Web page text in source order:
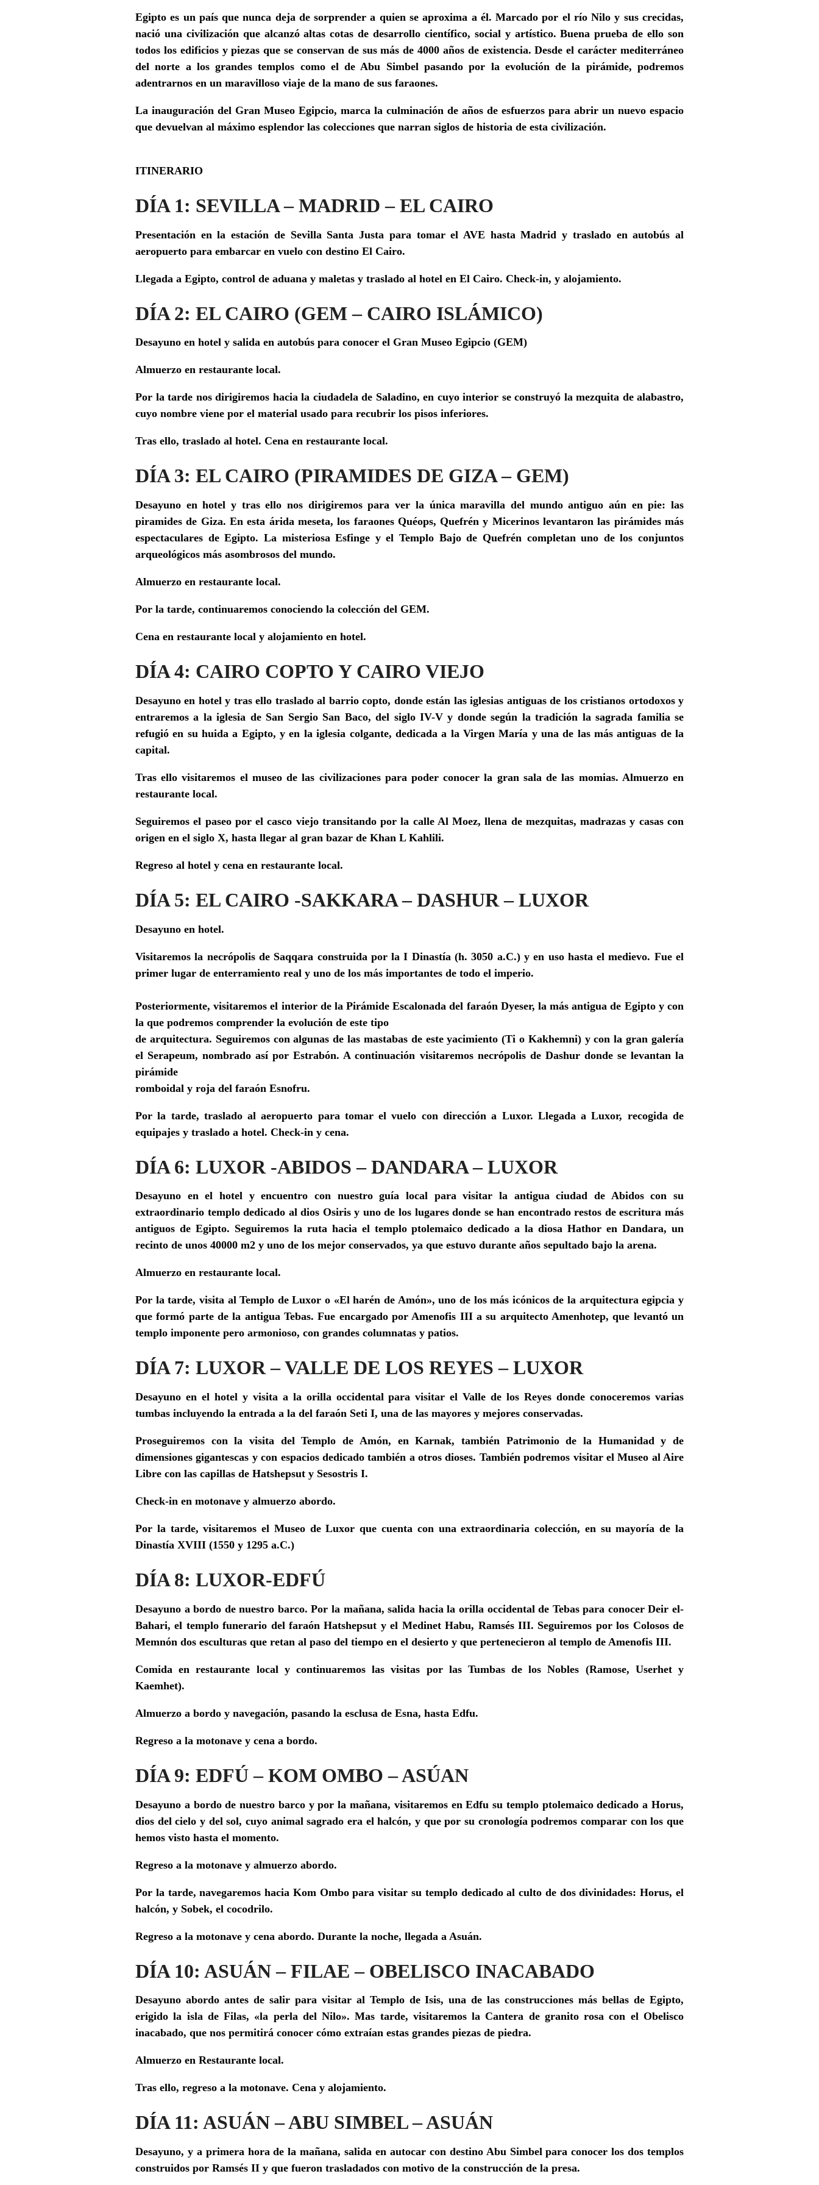
Egipto es un país que nunca deja de sorprender a quien se aproxima a él. Marcado por el río Nilo y sus crecidas,
nació una civilización que alcanzó altas cotas de desarrollo científico, social y artístico. Buena prueba de ello son
todos los edificios y piezas que se conservan de sus más de 4000 años de existencia. Desde el carácter mediterráneo
del norte a los grandes templos como el de Abu Simbel pasando por la evolución de la pirámide, podremos
adentrarnos en un maravilloso viaje de la mano de sus faraones.
La inauguración del Gran Museo Egipcio, marca la culminación de años de esfuerzos para abrir un nuevo espacio
que devuelvan al máximo esplendor las colecciones que narran siglos de historia de esta civilización.
ITINERARIO
DÍA 1: SEVILLA – MADRID – EL CAIRO
Presentación en la estación de Sevilla Santa Justa para tomar el AVE hasta Madrid y traslado en autobús al
aeropuerto para embarcar en vuelo con destino El Cairo.
Llegada a Egipto, control de aduana y maletas y traslado al hotel en El Cairo. Check-in, y alojamiento.
DÍA 2: EL CAIRO (GEM – CAIRO ISLÁMICO)
Desayuno en hotel y salida en autobús para conocer el Gran Museo Egipcio (GEM)
Almuerzo en restaurante local.
Por la tarde nos dirigiremos hacia la ciudadela de Saladino, en cuyo interior se construyó la mezquita de alabastro,
cuyo nombre viene por el material usado para recubrir los pisos inferiores.
Tras ello, traslado al hotel. Cena en restaurante local.
DÍA 3: EL CAIRO (PIRAMIDES DE GIZA – GEM)
Desayuno en hotel y tras ello nos dirigiremos para ver la única maravilla del mundo antiguo aún en pie: las
piramides de Giza. En esta árida meseta, los faraones Quéops, Quefrén y Micerinos levantaron las pirámides más
espectaculares de Egipto. La misteriosaEsfinge y el Templo Bajo de Quefrén completan uno de los conjuntos
arqueológicos más asombrosos del mundo.
Almuerzo en restaurante local.
Por la tarde, continuaremos conociendo la colección del GEM.
Cena en restaurante local y alojamiento en hotel.
DÍA 4: CAIRO COPTO Y CAIRO VIEJO
Desayuno en hotel y tras ello traslado al barrio copto, donde están las iglesias antiguas de los cristianos ortodoxos y
entraremos a la iglesia de San Sergio San Baco, del siglo IV-V y donde según la tradición la sagrada familia se
refugió en su huida a Egipto,y en la iglesia colgante, dedicada a la Virgen María y una de las más antiguas de la
capital.
Tras ello visitaremos el museo de las civilizaciones para poder conocer la gran sala de las momias. Almuerzo en
restaurante local.
Seguiremos el paseo por el casco viejo transitando por la calle Al Moez, llena de mezquitas, madrazas y casas con
origen en el siglo X, hasta llegar al gran bazar de Khan L Kahlili.
Regreso al hotel y cena en restaurante local.
DÍA 5: EL CAIRO -SAKKARA – DASHUR – LUXOR
Desayuno en hotel.
Visitaremosla necrópolis de Saqqara construida por la I Dinastía (h. 3050 a.C.) y en uso hasta el medievo. Fue el
primer lugar de enterramiento real y uno de los más importantes de todo el imperio.
Posteriormente, visitaremos el interior de la Pirámide Escalonada del faraón Dyeser, la más antigua de Egipto y con
la que podremos comprender la evolución de este tipo
de arquitectura. Seguiremos con algunas de las mastabas de este yacimiento (Ti o Kakhemni) y con la gran galería
el Serapeum, nombrado así por Estrabón. A continuación visitaremos necrópolis de Dashur donde se levantan la
pirámide
romboidal y roja del faraón Esnofru.
Por la tarde, traslado al aeropuerto para tomar el vuelo con dirección a Luxor. Llegada a Luxor, recogida de
equipajes y traslado a hotel. Check-in y cena.
DÍA 6: LUXOR -ABIDOS – DANDARA – LUXOR
Desayuno en el hotel y encuentro con nuestro guía local para visitar la antigua ciudad de Abidoscon su
extraordinario templo dedicado al dios Osiris y uno de los lugares donde se han encontrado restos de escritura más
antiguos de Egipto. Seguiremos la ruta hacia el templo ptolemaico dedicado ala diosa Hathor en Dandara,un
recinto de unos 40000 m2 y uno de los mejor conservados, ya que estuvo durante años sepultado bajo la arena.
Almuerzo en restaurante local.
Por la tarde, visita al Templo de Luxoro «El harén de Amón», uno de los más icónicos de la arquitectura egipcia y
que formó parte de la antigua Tebas. Fue encargado por Amenofis III a su arquitecto Amenhotep, que levantó un
templo imponente pero armonioso, con grandes columnatas y patios.
DÍA 7: LUXOR – VALLE DE LOS REYES – LUXOR
Desayuno en el hotel y visita a la orilla occidental para visitar elValle de los Reyesdonde conoceremos varias
tumbas incluyendo la entrada a la del faraón Seti I, una de las mayores y mejores conservadas.
Proseguiremos con la visita delTemplo de Amón, en Karnak, también Patrimonio de la Humanidad y de
dimensiones gigantescas y con espacios dedicado también a otros dioses. También podremos visitar elMuseo al Aire
Libre con las capillas de Hatshepsut y Sesostris I.
Check-in en motonave y almuerzo abordo.
Por la tarde, visitaremos el Museo de Luxorque cuenta con una extraordinaria colección, en su mayoría de la
Dinastía XVIII (1550 y 1295 a.C.)
DÍA 8: LUXOR-EDFÚ
Desayuno a bordo de nuestro barco. Por la mañana, salida haciala orilla occidentalde Tebas para conocerDeir el-
Bahari, el templo funerario del faraón Hatshepsut y el Medinet Habu, Ramsés III. Seguiremos porlos Colosos de
Memnón dos esculturas que retan al paso del tiempo en el desierto y que pertenecieron al templo de Amenofis III.
Comida en restaurante local y continuaremos las visitas por las Tumbas de los Nobles (Ramose, Userhet y
Kaemhet).
Almuerzo a bordo y navegación, pasando la esclusa de Esna, hasta Edfu.
Regreso a la motonave y cena a bordo.
DÍA 9: EDFÚ – KOM OMBO – ASÚAN
Desayuno a bordo de nuestro barco y por la mañana, visitaremos en Edfu su templo ptolemaicodedicado a Horus,
dios del cielo y del sol, cuyo animal sagrado era el halcón, y que por su cronología podremos comparar con los que
hemos visto hasta el momento.
Regreso a la motonave y almuerzo abordo.
Por la tarde, navegaremos hacia Kom Ombopara visitar su templo dedicado al culto de dos divinidades: Horus, el
halcón, y Sobek, el cocodrilo.
Regreso a la motonave y cena abordo. Durante la noche, llegada a Asuán.
DÍA 10: ASUÁN – FILAE – OBELISCO INACABADO
Desayuno abordo antes de salir para visitar al Templo de Isis, una de las construcciones más bellas de Egipto,
erigido la isla de Filas, «la perla del Nilo». Mas tarde, visitaremos la Cantera de granito rosa con el Obelisco
inacabado, que nos permitirá conocer cómo extraían estas grandes piezas de piedra.
Almuerzo en Restaurante local.
Tras ello, regreso a la motonave. Cena y alojamiento.
DÍA 11: ASUÁN – ABU SIMBEL – ASUÁN
Desayuno, y a primera hora de la mañana, salida en autocar con destino Abu Simbel para conocer los dos templos
construidos por Ramsés II y que fueron trasladados con motivo de la construcción de la presa.